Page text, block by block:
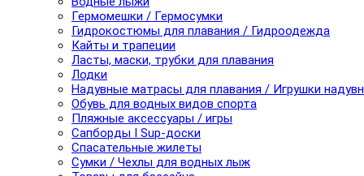
Гермомешки / Гермосумки
Гидрокостюмы для плавания / Гидроодежда
Кайты и трапеции
Ласты, маски, трубки для плавания
Лодки
Надувные матрасы для плавания / Игрушки
Обувь для водных видов спорта
Пляжные аксессуары / игры
Сапборды I Sup-доски
Спасательные жилеты
Сумки / Чехлы для водных лыж